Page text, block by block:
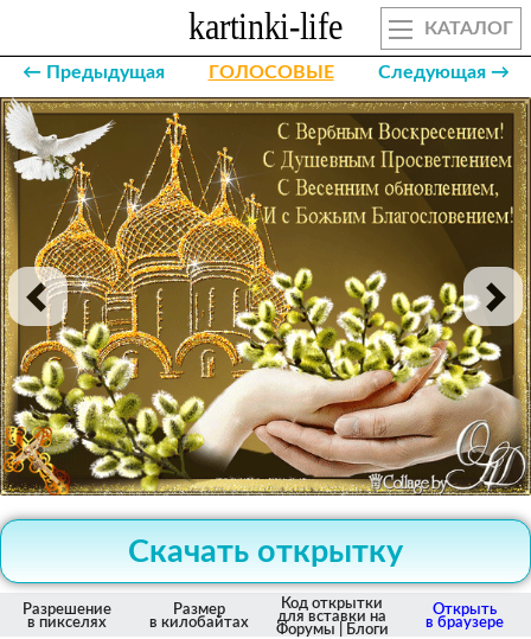
КАТАЛОГ
← Предыдущая ГОЛОСОВЫЕ Следующая →
Скачать открытку
Разрешение
в пикселях
Размер
в килобайтах
Код открытки
для вставки на
Форумы | Блоги
Открыть
в браузере